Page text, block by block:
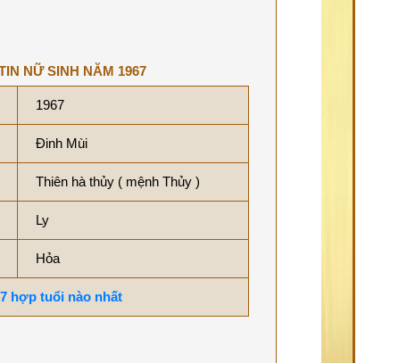
NỮ SINH NĂM 1967
1967
Đinh Mùi
Thiên hà thủy ( mệnh Thủy )
Ly
Hỏa
hợp tuổi nào nhất